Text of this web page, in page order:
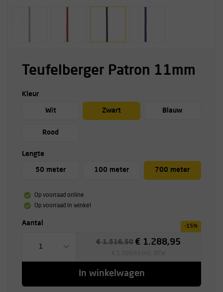
Teufelberger Patron 11mm
Kleur
Wit Zwart Blauw
Rood
Lengte
50 meter 100 meter 700 meter
Op voorraad online
Op voorraad in winkel
Aantal -15%
1
€ 1.516,50 € 1.288,95
In winkelwagen